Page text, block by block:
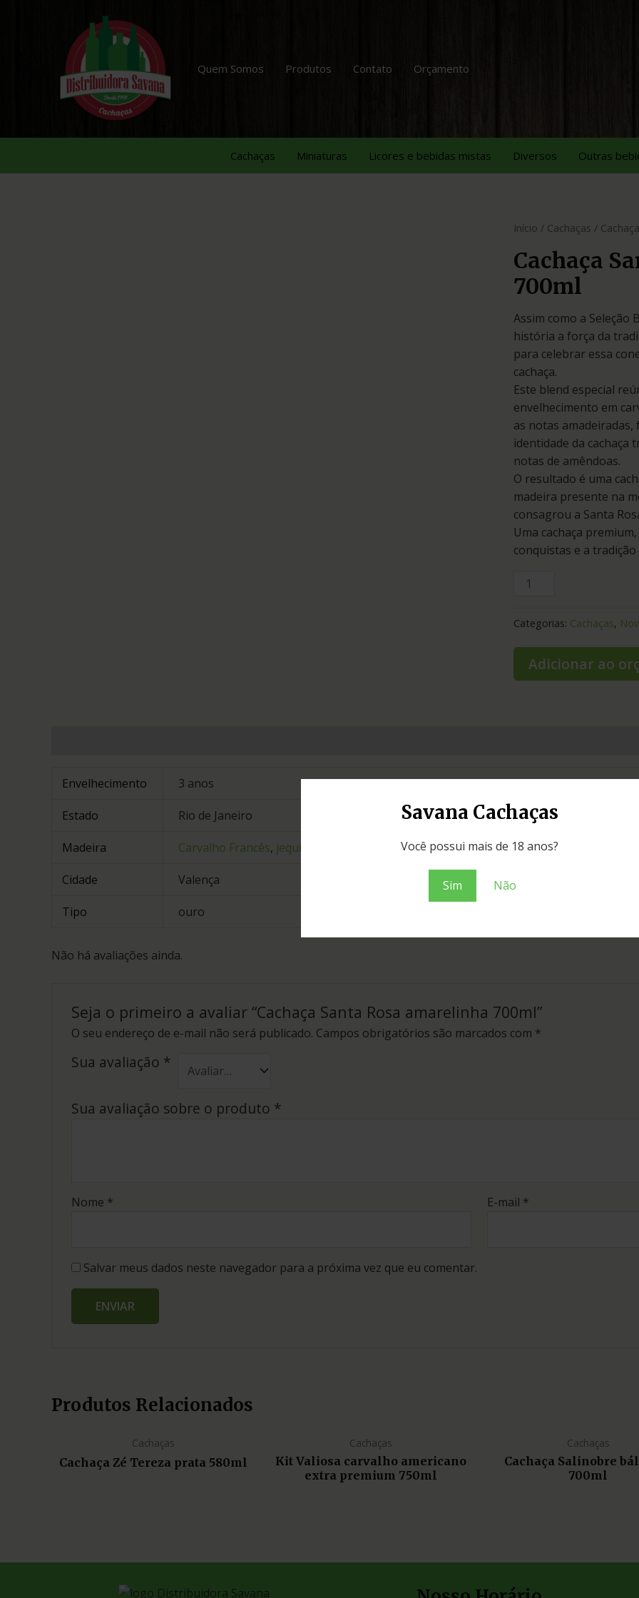
Savana Cachaças
Você possui mais de 18 anos?
Sim Não
Quem Somos Produtos Contato Orçamento
Cachaças Miniaturas Licores e bebidas mistas Diversos Outras
Início / Cachaças /
Cachaça
700ml
Assim como a Seleção
história a força da
para celebrar essa
cachaça.
Este blend especial
envelhecimento em
as notas
identidade da cachaça
notas de amêndoas.
O resultado é uma
madeira presente na
consagrou a Santa
Uma cachaça
conquistas e a
Categorias: Cachaças,
Adicionar ao
Envelhecimento 3 anos
Estado Rio de Janeiro
Madeira Carvalho Francês, jequitibá
Cidade Valença
Tipo ouro
Não há avaliações ainda.
Seja o primeiro a avaliar “Cachaça Santa Rosa amarelinha 700ml”
O seu endereço de e-mail não será publicado. Campos obrigatórios são marcados com *
Sua avaliação *
Sua avaliação sobre o produto *
Nome * E-mail *
Salvar meus dados neste navegador para a próxima vez que eu comentar.
Produtos Relacionados
Cachaças
Cachaça Zé Tereza prata 580ml
Cachaças
Kit Valiosa carvalho americano
extra premium 750ml
Cachaças
Cachaça Salinobre
700ml